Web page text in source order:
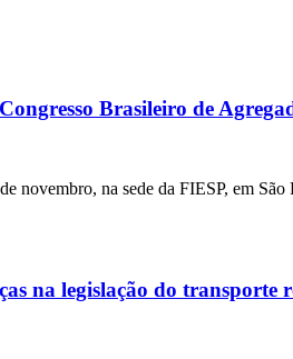
Brasileiro de
novembro, na sede da FIESP, em
na legislação do transporte